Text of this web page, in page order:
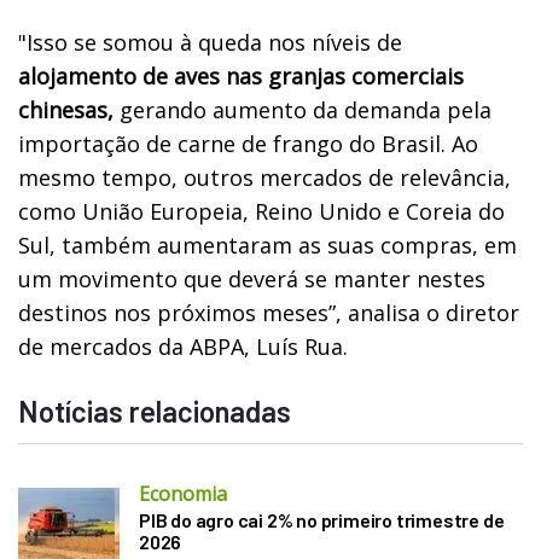
"Isso se somou à queda nos níveis de
alojamento de aves nas granjas comerciais
chinesas, gerando aumento da demanda pela
importação de carne de frango do Brasil. Ao
mesmo tempo, outros mercados de relevância,
como União Europeia, Reino Unido e Coreia do
Sul, também aumentaram as suas compras, em
um movimento que deverá se manter nestes
destinos nos próximos meses”, analisa o diretor
de mercados da ABPA, Luís Rua.
Notícias relacionadas
Economia
PIB do agro cai 2% no primeiro trimestre de
2026